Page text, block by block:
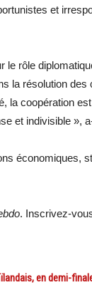
et
le rôle
la résolution des
la coopération
et indivisible »,
économiques,
. Inscrivez-
en demi-